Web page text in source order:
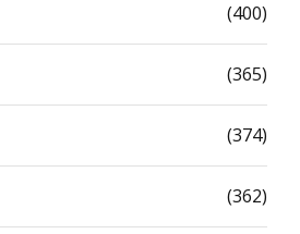
(400)
(365)
(374)
(362)